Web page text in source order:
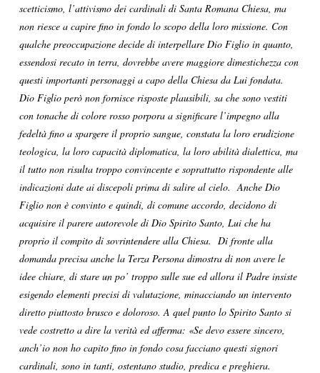
scetticismo, l’attivismo dei cardinali di Santa Romana Chiesa, ma
non riesce a capire fino in fondo lo scopo della loro missione. Con
qualche preoccupazione decide di interpellare Dio Figlio in quanto,
essendosi recato in terra, dovrebbe avere maggiore dimestichezza con
questi importanti personaggi a capo della Chiesa da Lui fondata.
Dio Figlio però non fornisce risposte plausibili, sa che sono vestiti
con tonache di colore rosso porpora a significare l’impegno alla
fedeltà fino a spargere il proprio sangue, constata la loro erudizione
teologica, la loro capacità diplomatica, la loro abilità dialettica, ma
il tutto non risulta troppo convincente e soprattutto rispondente alle
indicazioni date ai discepoli prima di salire al cielo. Anche Dio
Figlio non è convinto e quindi, di comune accordo, decidono di
acquisire il parere autorevole di Dio Spirito Santo, Lui che ha
proprio il compito di sovrintendere alla Chiesa. Di fronte alla
domanda precisa anche la Terza Persona dimostra di non avere le
idee chiare, di stare un po’ troppo sulle sue ed allora il Padre insiste
esigendo elementi precisi di valutazione, minacciando un intervento
diretto piuttosto brusco e doloroso. A quel punto lo Spirito Santo si
vede costretto a dire la verità ed afferma: «Se devo essere sincero,
anch’io non ho capito fino in fondo cosa facciano questi signori
cardinali, sono in tanti, ostentano studio, predica e preghiera.